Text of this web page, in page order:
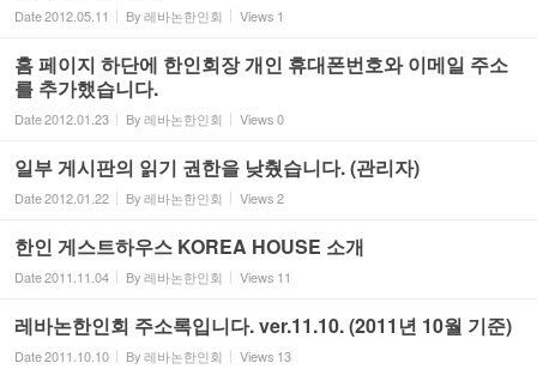
Date2012.05.11 By레바논한인회 Views 1
홈 페이지 하단에 한인회장 개인 휴대폰번호와 이메일 주소
를 추가했습니다.
Date2012.01.23 By레바논한인회 Views0
일부 게시판의 읽기 권한을 낮췄습니다. (관리자)
Date2012.01.22 By레바논한인회 Views2
한인 게스트하우스 KOREA HOUSE 소개
Date2011.11.04 By레바논한인회 Views 11
레바논한인회 주소록입니다. ver.11.10. (2011년 10월 기준)
Date2011.10.10 By레바논한인회 Views 13